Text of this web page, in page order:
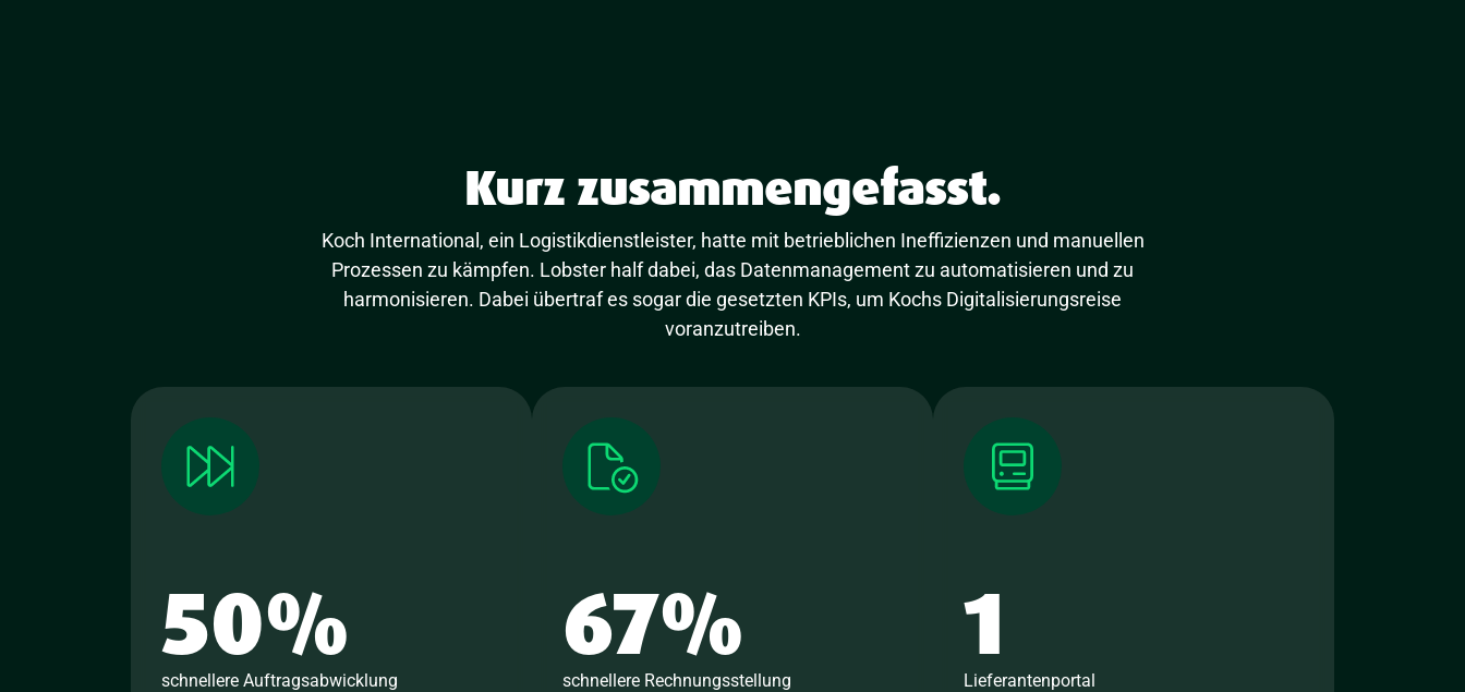
Kurz zusammengefasst.
Koch International, ein Logistikdienstleister, hatte mit betrieblichen Ineffizienzen und manuellen
Prozessen zu kämpfen. Lobster half dabei, das Datenmanagement zu automatisieren und zu
harmonisieren. Dabei übertraf es sogar die gesetzten KPIs, um Kochs Digitalisierungsreise
voranzutreiben.
50%
schnellere Auftragsabwicklung 67%
schnellere Rechnungsstellung 1
Lieferantenportal